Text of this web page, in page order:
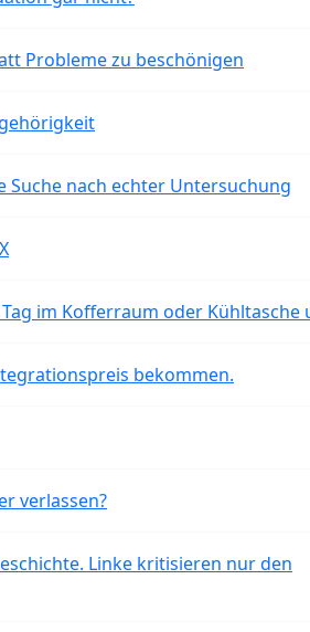
Probleme zu beschönigen
nach echter Untersuchung
im Kofferraum oder Kühltasche
bekommen.
verlassen?
Linke kritisieren nur den